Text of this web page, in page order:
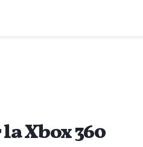
Xbox 360